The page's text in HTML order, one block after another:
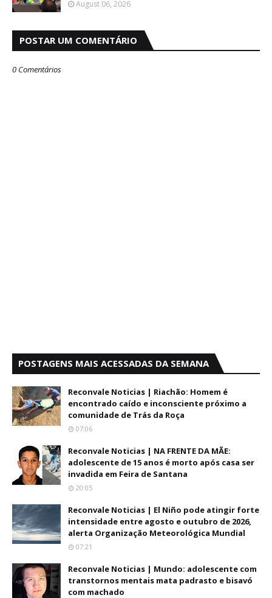
August 06, 2026
POSTAR UM COMENTÁRIO
0 Comentários
POSTAGENS MAIS ACESSADAS DA SEMANA
Reconvale Noticias | Riachão: Homem é
encontrado caído e inconsciente próximo a
comunidade de Trás da Roça
07:06
Reconvale Noticias | NA FRENTE DA MÃE:
adolescente de 15 anos é morto após casa ser
invadida em Feira de Santana
20:05
Reconvale Noticias | El Niño pode atingir forte
intensidade entre agosto e outubro de 2026,
alerta Organização Meteorológica Mundial
07:21
Reconvale Noticias | Mundo: adolescente com
transtornos mentais mata padrasto e bisavó
com machado